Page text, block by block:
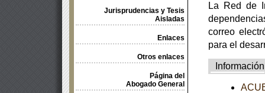
Jurisprudencias y Tesis
Aisladas
Enlaces
Otros enlaces
Página del
Abogado General
La Red de
correo
para el
Información